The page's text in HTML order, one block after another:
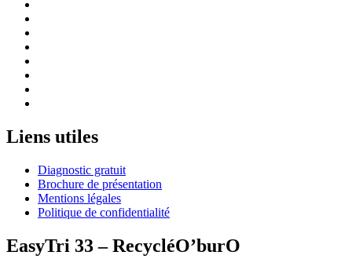
Liens utiles
Diagnostic gratuit
Brochure de présentation
Mentions légales
Politique de confidentialité
EasyTri 33 – RecycléO’burO